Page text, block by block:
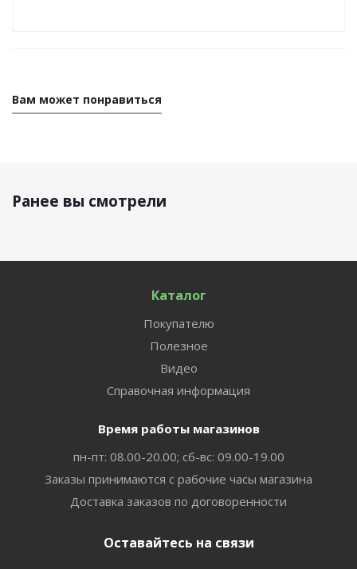
Вам может понравиться
Ранее вы смотрели
Каталог
Покупателю
Полезное
Видео
Справочная информация
Время работы магазинов
пн-пт: 08.00-20.00; сб-вс: 09.00-19.00
Заказы принимаются с рабочие часы магазина
Доставка заказов по договоренности
Оставайтесь на связи